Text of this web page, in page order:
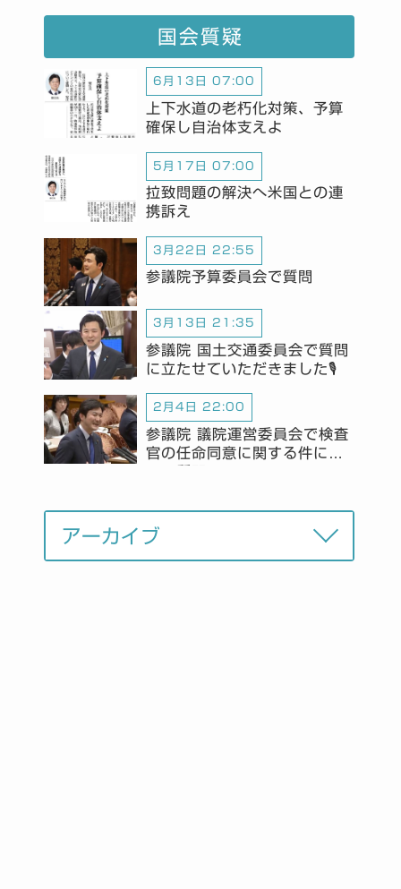
国会質疑
6月13日 07:00
上下水道の老朽化対策、予算
確保し自治体支えよ
5月17日 07:00
拉致問題の解決へ米国との連
携訴え
3月22日 22:55
参議院予算委員会で質問
3月13日 21:35
参議院 国土交通委員会で質問
に立たせていただきました🎙️
2月4日 22:00
参議院 議院運営委員会で検査
官の任命同意に関する件につ